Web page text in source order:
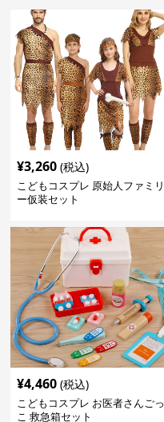
¥3,260 (税込)
こどもコスプレ 原始人ファミリ
ー仮装セット
¥4,460 (税込)
こどもコスプレ お医者さんごっ
こ 救急箱セット